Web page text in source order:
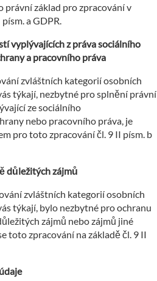
právní základ pro zpracování v
a GDPR.
vyplývajících z práva sociálního
a pracovního práva
zvláštních kategorií osobních
týkají, nezbytné pro splnění právní
ze sociálního
nebo pracovního práva, je
pro toto zpracování čl. 9 II písm. b
důležitých zájmů
zvláštních kategorií osobních
týkají, bylo nezbytné pro ochranu
zájmů nebo zájmů jiné
toto zpracování na základě čl. 9 II